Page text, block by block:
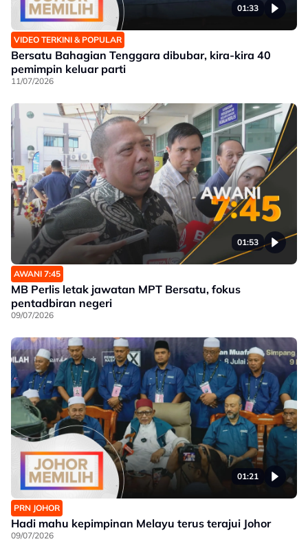
01:33
VIDEO TERKINI & POPULAR
Bersatu Bahagian Tenggara dibubar, kira-kira 40
pemimpin keluar parti
11/07/2026
01:53
AWANI 7:45
MB Perlis letak jawatan MPT Bersatu, fokus
pentadbiran negeri
09/07/2026
01:21
PRN JOHOR
Hadi mahu kepimpinan Melayu terus terajui Johor
09/07/2026